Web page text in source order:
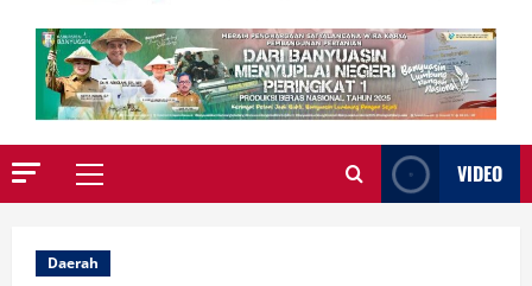
Primary
VIDEO
Daerah